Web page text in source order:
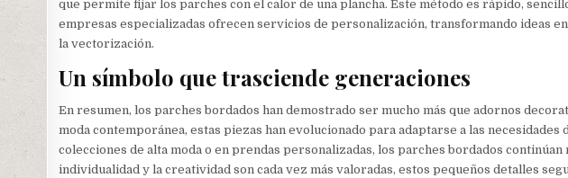
que permite fijar los parches con el calor de una plancha. Este método es rápido,
empresas especializadas ofrecen servicios de personalización, transformando ideas
la vectorización.
Un símbolo que trasciende generaciones
En resumen, los parches bordados han demostrado ser mucho más que adornos
moda contemporánea, estas piezas han evolucionado para adaptarse a las necesidades
colecciones de alta moda o en prendas personalizadas, los parches bordados
individualidad y la creatividad son cada vez más valoradas, estos pequeños detalles